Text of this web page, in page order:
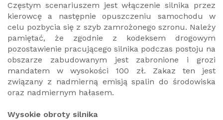
Częstym scenariuszem jest włączenie silnika przez
kierowcę a następnie opuszczeniu samochodu w
celu pozbycia się z szyb zamrożonego szronu. Należy
pamiętać, że zgodnie z kodeksem drogowym
pozostawienie pracującego silnika podczas postoju na
obszarze zabudowanym jest zabronione i grozi
mandatem w wysokości 100 zł. Zakaz ten jest
związany z nadmierną emisją spalin do środowiska
oraz nadmiernym hałasem.
Wysokie obroty silnika